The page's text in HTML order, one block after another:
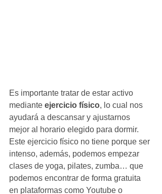
Es importante tratar de estar activo
mediante ejercicio físico, lo cual nos
ayudará a descansar y ajustarnos
mejor al horario elegido para dormir.
Este ejercicio físico no tiene porque ser
intenso, además, podemos empezar
clases de yoga, pilates, zumba… que
podemos encontrar de forma gratuita
en plataformas como Youtube o